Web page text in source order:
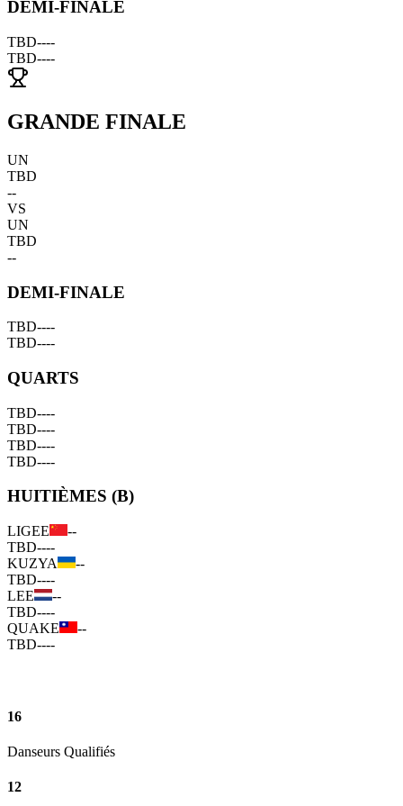
DEMI-FINALE
TBD----
TBD----
GRANDE FINALE
UN
TBD
--
VS
UN
TBD
--
DEMI-FINALE
TBD----
TBD----
QUARTS
TBD----
TBD----
TBD----
TBD----
HUITIÈMES (B)
LIGEE
--
TBD----
KUZYA
--
TBD----
LEE
--
TBD----
QUAKE
--
TBD----
16
Danseurs Qualifiés
12